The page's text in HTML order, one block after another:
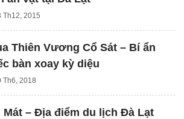
Th12, 2015
Thiên Vương Cổ Sát – Bí ẩn
bàn xoay kỳ diệu
Th6, 2018
Mát – Địa điểm du lịch Đà Lạt